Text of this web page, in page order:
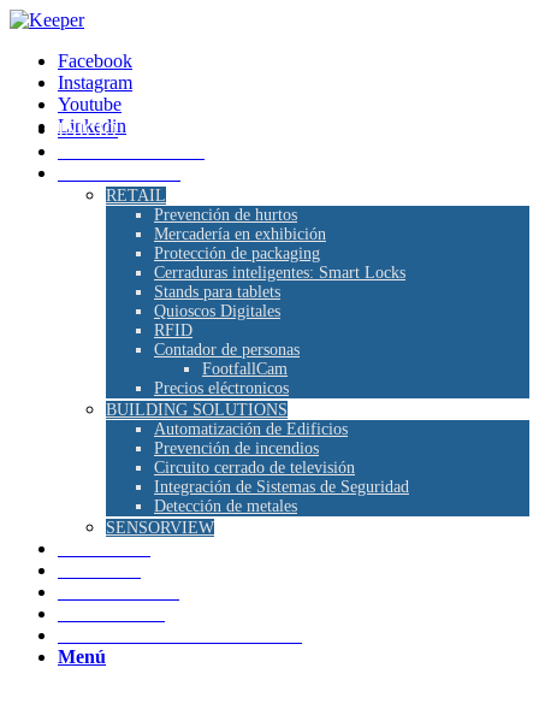
Facebook
Instagram
Youtube
Linkedin
INICIO
RETAIL
Prevención de hurtos
Mercadería en exhibición
Protección de packaging
Cerraduras inteligentes: Smart Locks
Stands para tablets
Quioscos Digitales
RFID
Contador de personas
FootfallCam
Precios eléctronicos
BUILDING SOLUTIONS
Automatización de Edificios
Prevención de incendios
Circuito cerrado de televisión
Integración de Sistemas de Seguridad
Detección de metales
SENSORVIEW
Menú